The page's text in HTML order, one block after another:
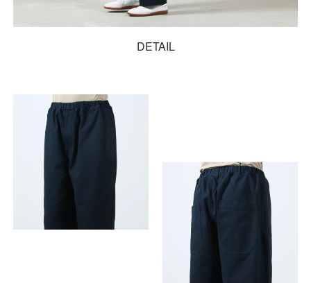
DETAIL